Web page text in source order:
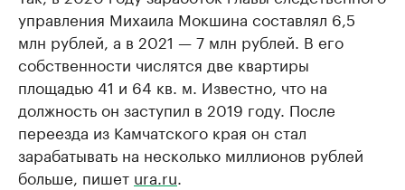
управления Михаила Мокшина составлял 6,5
млн рублей, а в 2021 — 7 млн рублей. В его
собственности числятся две квартиры
площадью 41 и 64 кв. м. Известно, что на
должность он заступил в 2019 году. После
переезда из Камчатского края он стал
зарабатывать на несколько миллионов рублей
больше, пишет ura.ru.